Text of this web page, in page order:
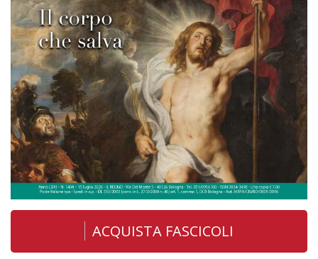
ACQUISTA FASCICOLI